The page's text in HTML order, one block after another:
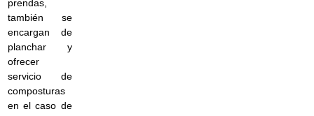
prendas,
también se
encargan de
planchar y
ofrecer
servicio de
composturas
en el caso de